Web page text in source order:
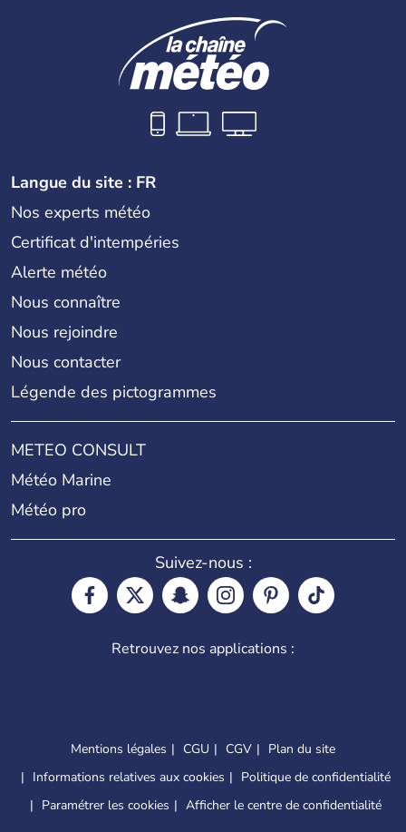
Langue du site : FR
Nos experts météo
Certificat d'intempéries
Alerte météo
Nous connaître
Nous rejoindre
Nous contacter
Légende des pictogrammes
METEO CONSULT
Météo Marine
Météo pro
Suivez-nous :
Retrouvez nos applications :
Mentions légales CGU CGV
Plan du site
Informations relatives aux cookies
Politique de confidentialité
Paramétrer les cookies
Afficher le centre de confidentialité